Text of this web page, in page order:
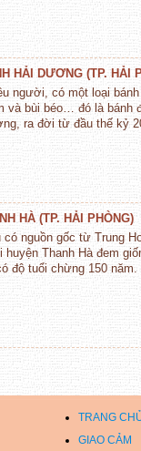
HẢI DƯƠNG (TP. HẢI
người, có một loại
và bùi béo… đó là bánh
ra đời từ đầu thế kỷ
HÀ (TP. HẢI PHÒNG)
có nguồn gốc từ Trung
Thanh Hà đem
độ tuổi chừng 150 năm.
TRANG
GIAO CẢM